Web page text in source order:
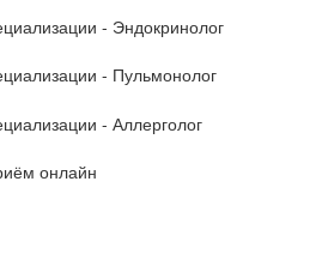
- Эндокринолог
- Пульмонолог
- Аллерголог
онлайн